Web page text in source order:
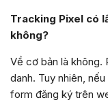
Tracking Pixel có
không?
Về cơ bản là không.
danh. Tuy nhiên,
form đăng ký trên